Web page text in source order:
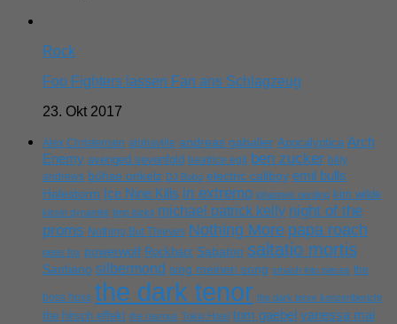
Rock
Foo Fighters lassen Fan ans Schlagzeug
23. Okt 2017
Alex Christensen alphaville andreas gabalier Apocalyptica Arch
Enemy avenged sevenfold beatrice egli ben zucker billy
andrews böhse onkelz DJ Bobo electric callboy emil bulls
Halestorm Ice Nine Kills in extremo johannes oerding kim wilde
kissin dynamite limp bizkit michael patrick kelly night of the
proms Nothing But Thieves Nothing More papa roach
peter fox powerwolf Rockharz Sabaton saltatio mortis
Santiano silbermond sing meinen song smash into pieces the
boss hoss the dark tenor the dark tenor konzertbericht
the hirsch effekt the rasmus Tokio Hotel tom gaebel vanessa mai